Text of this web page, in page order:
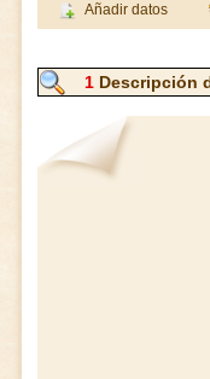
Añadir datos
1 Descripción